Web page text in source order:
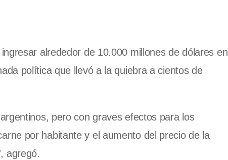
alrededor de 10.000 millones de dólares en
política que llevó a la quiebra a cientos de
pero con graves efectos para los
por habitante y el aumento del precio de la
agregó.